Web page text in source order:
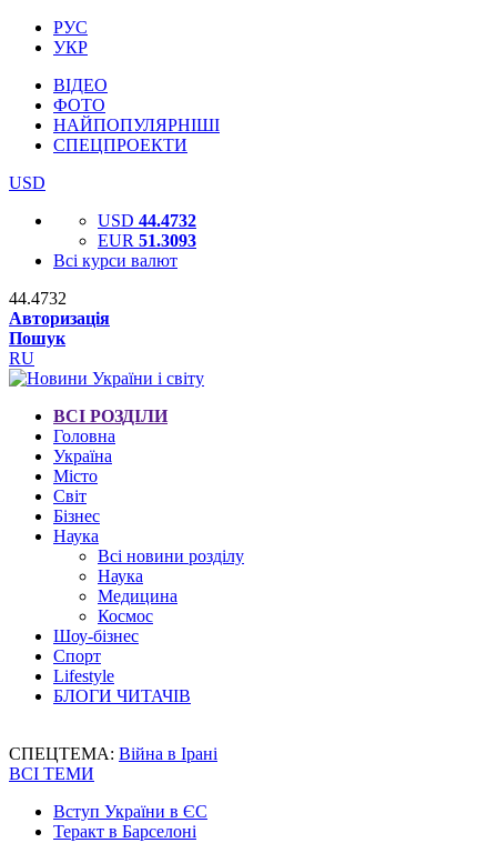
РУС
УКР
ВІДЕО
ФОТО
НАЙПОПУЛЯРНІШІ
СПЕЦПРОЕКТИ
USD
USD 44.4732
EUR 51.3093
Всі курси валют
44.4732
Авторизація
Пошук
RU
ВСІ РОЗДІЛИ
Головна
Україна
Місто
Світ
Бізнес
Наука
Всі новини розділу
Наука
Медицина
Космос
Шоу-бізнес
Спорт
Lifestyle
БЛОГИ ЧИТАЧІВ
СПЕЦТЕМА: Війна в Ірані
ВСІ ТЕМИ
Вступ України в ЄС
Теракт в Барселоні